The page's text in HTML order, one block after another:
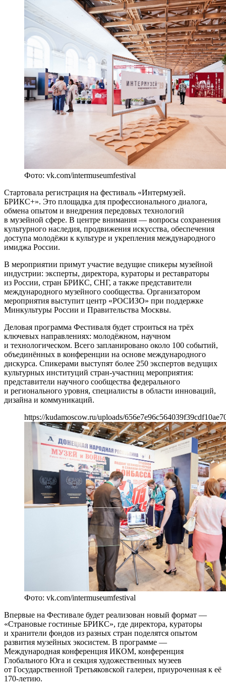
Фото: vk.com/intermuseumfestival
Стартовала регистрация на фестиваль «Интермузей.
БРИКС+». Это площадка для профессионального диалога,
обмена опытом и внедрения передовых технологий
в музейной сфере. В центре внимания — вопросы сохранения
культурного наследия, продвижения искусства, обеспечения
доступа молодёжи к культуре и укрепления международного
имиджа России.
В мероприятии примут участие ведущие спикеры музейной
индустрии: эксперты, директора, кураторы и реставраторы
из России, стран БРИКС, СНГ, а также представители
международного музейного сообщества. Организатором
мероприятия выступит центр «РОСИЗО» при поддержке
Минкультуры России и Правительства Москвы.
Деловая программа Фестиваля будет строиться на трёх
ключевых направлениях: молодёжном, научном
и технологическом. Всего запланировано около 100 событий,
объединённых в конференции на основе международного
дискурса. Спикерами выступят более 250 экспертов ведущих
культурных институций стран-участниц мероприятия:
представители научного сообщества федерального
и регионального уровня, специалисты в области инноваций,
дизайна и коммуникаций.
https://kudamoscow.ru/uploads/
Фото: vk.com/intermuseumfestival
Впервые на Фестивале будет реализован новый формат —
«Страновые гостиные БРИКС», где директора, кураторы
и хранители фондов из разных стран поделятся опытом
развития музейных экосистем. В программе —
Международная конференция ИКОМ, конференция
Глобального Юга и секция художественных музеев
от Государственной Третьяковской галереи, приуроченная к её
170-летию.